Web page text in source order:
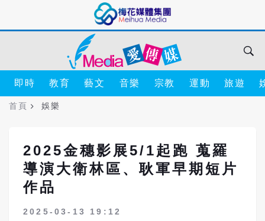
即時 教育 藝文 音樂 宗教 運動 旅遊
首頁 娛樂
2025金穗影展5/1起跑 蒐羅
導演大衛林區、耿軍早期短片
作品
2025-03-13 19:12